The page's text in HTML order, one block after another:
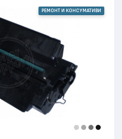
РЕМОНТ И КОНСУМАТИВИ